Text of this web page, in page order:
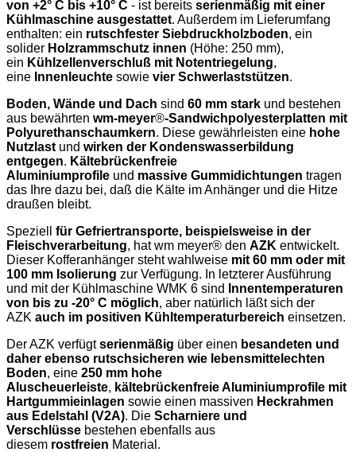
von +2° C bis +10° C - ist bereits serienmäßig mit einer
Kühlmaschine ausgestattet. Außerdem im Lieferumfang
enthalten: ein rutschfester Siebdruckholzboden, ein
solider Holzrammschutz innen (Höhe: 250 mm),
ein Kühlzellenverschluß mit Notentriegelung,
eine Innenleuchte sowie vier Schwerlaststützen.
Boden, Wände und Dach sind 60 mm stark und bestehen
aus bewährten wm-meyer®-Sandwichpolyesterplatten mit
Polyurethanschaumkern. Diese gewährleisten eine hohe
Nutzlast und wirken der Kondenswasserbildung
entgegen. Kältebrückenfreie
Aluminiumprofile und massive Gummidichtungen tragen
das Ihre dazu bei, daß die Kälte im Anhänger und die Hitze
draußen bleibt.
Speziell für Gefriertransporte, beispielsweise in der
Fleischverarbeitung, hat wm meyer® den AZK entwickelt.
Dieser Kofferanhänger steht wahlweise mit 60 mm oder mit
100 mm Isolierung zur Verfügung. In letzterer Ausführung
und mit der Kühlmaschine WMK 6 sind
Innentemperaturen
von bis zu -20° C möglich, aber natürlich läßt sich der
AZK auch im positiven Kühltemperaturbereich einsetzen.
Der AZK verfügtserienmäßig über einen besandeten und
daher ebenso rutschsicheren wie lebensmittelechten
Boden, eine 250 mm hohe
Aluscheuerleiste, kältebrückenfreie Aluminiumprofile mit
Hartgummieinlagen sowie einen massiven Heckrahmen
aus Edelstahl (V2A). Die Scharniere und
Verschlüsse bestehen ebenfalls aus
diesem rostfreien Material.